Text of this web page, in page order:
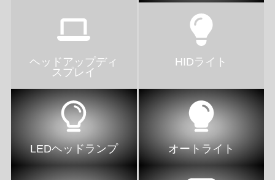
ヘッドアップディ
スプレイ
HIDライト
LEDヘッドランプ オートライト